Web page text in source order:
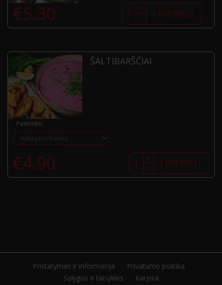
€5.30 produkto
kiekis:
Sultinys
su
-
+ Į KREPŠELĮ
ŠALTIBARŠČIAI
Pasirinkti:
€4.90 produkto
kiekis:
Šaltibarščiai
-
+ Į KREPŠELĮ
Pristatymas ir informacija
Privatumo politika
Sąlygos ir taisyklės
Karjera